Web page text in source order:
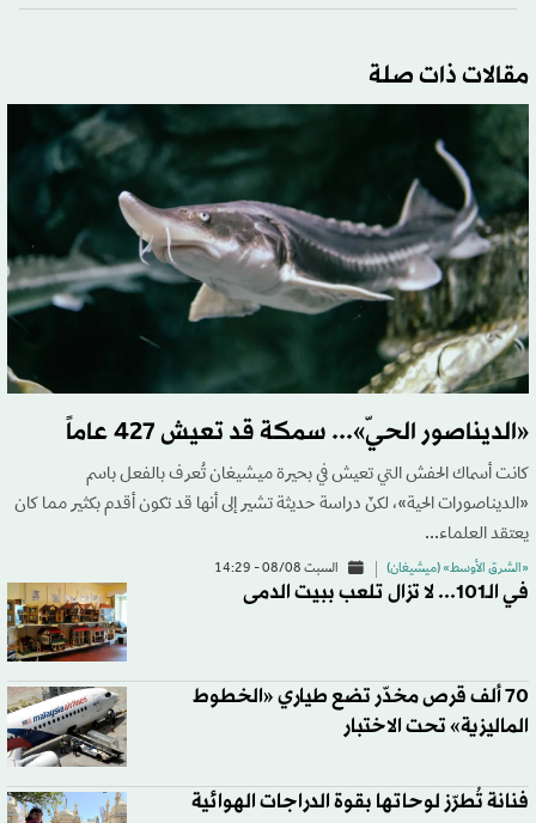
مقالات ذات صلة
«الديناصور الحيّ»... سمكة قد تعيش 427 عاماً
كانت أسماك الحفش التي تعيش في بحيرة ميشيغان تُعرف بالفعل باسم
«الديناصورات الحية»، لكنّ دراسة حديثة تشير إلى أنها قد تكون أقدم بكثير مما كان
يعتقد العلماء...
«الشرق الأوسط» (ميشيغان) السبت 08/08 - 14:29
في الـ101... لا تزال تلعب ببيت الدمى
70 ألف قرص مخدّر تضع طياري «الخطوط
الماليزية» تحت الاختبار
فنانة تُطرّز لوحاتها بقوة الدراجات الهوائية